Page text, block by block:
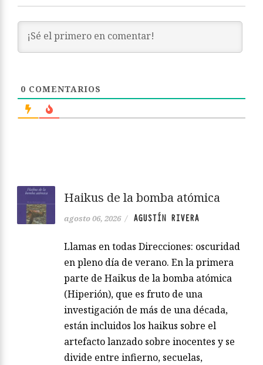
0 COMENTARIOS
Haikus de la bomba atómica
agosto 06, 2026 / AGUSTÍN RIVERA
Llamas en todas Direcciones: oscuridad
en pleno día de verano. En la primera
parte de Haikus de la bomba atómica
(Hiperión), que es fruto de una
investigación de más de una década,
están incluidos los haikus sobre el
artefacto lanzado sobre inocentes y se
divide entre infierno, secuelas,